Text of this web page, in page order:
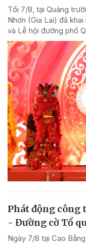
Tối 7/8, tại Quảng
Nhơn (Gia Lai) đã
và Lễ hội đường phố
Phát động công
- Đường cờ Tổ
Ngày 7/8 tại Cao